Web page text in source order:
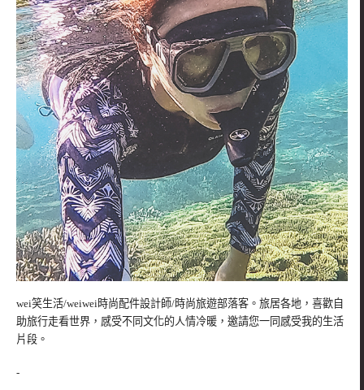
wei笑生活/weiwei時尚配件設計師/時尚旅遊部落客。旅居各地，喜歡自
助旅行走看世界，感受不同文化的人情冷暖，邀請您一同感受我的生活
片段。
-